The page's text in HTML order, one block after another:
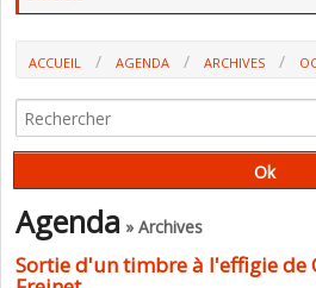
ACCUEIL AGENDA ARCHIVES
Agenda » Archives
Sortie d'un timbre à l'effigie de